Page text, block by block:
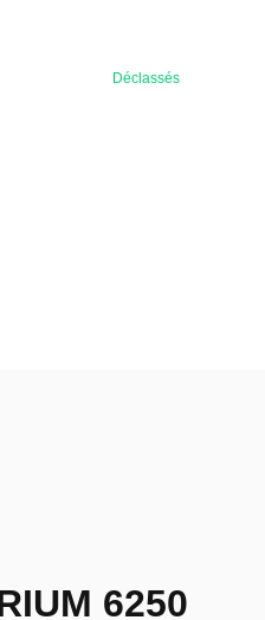
Déclassés
6250